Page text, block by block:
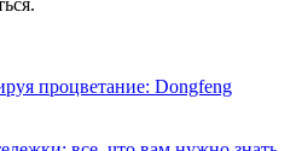
процветание: Dongfeng